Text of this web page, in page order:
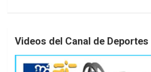
Videos del Canal de Deportes